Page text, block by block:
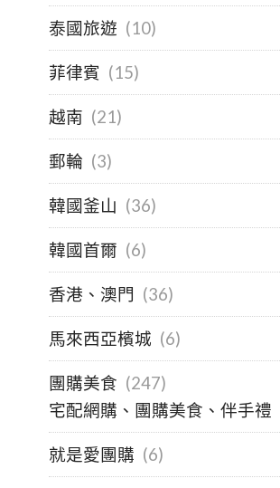
泰國旅遊 (10)
菲律賓 (15)
越南 (21)
郵輪 (3)
韓國釜山 (36)
韓國首爾 (6)
香港、澳門 (36)
馬來西亞檳城 (6)
團購美食 (247)
宅配網購、團購美食、伴手禮
就是愛團購 (6)